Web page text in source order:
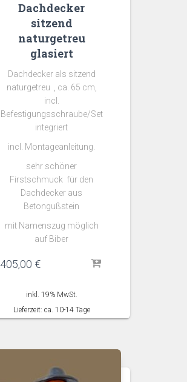
Dachdecker
sitzend
naturgetreu
glasiert
Dachdecker als sitzend
naturgetreu , ca. 65 cm,
incl.
Befestigungsschraube/Set
integriert
incl. Montageanleitung.
sehr schöner
Firstschmuck für den
Dachdecker aus
Betongußstein
mit Namenszug möglich
auf Biber
405,00 €
inkl. 19% MwSt.
Lieferzeit: ca. 10-14 Tage